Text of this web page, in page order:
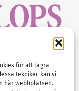
för att lagra
tekniker kan vi
här webbplatsen.